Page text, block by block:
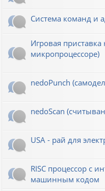
Система команд и
Игровая
микропроцессоре)
nedoPunch
nedoScan
USA - рай для
RISC процессор с
машинным кодом